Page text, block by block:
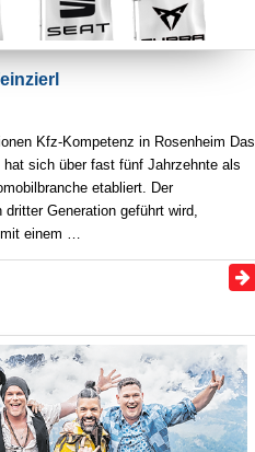
Kfz-Kompetenz in Rosenheim Das
sich über fast fünf Jahrzehnte als
etabliert. Der
Generation geführt wird,
einem …